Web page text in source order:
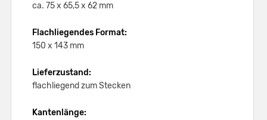
ca. 75 x 65,5 x 62 mm
Flachliegendes Format:
150 x 143 mm
Lieferzustand:
flachliegend zum Stecken
Kantenlänge: